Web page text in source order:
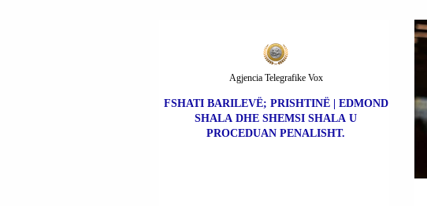
FSHATI BARILEVË; PRISHTINË | EDMOND
SHALA DHE SHEMSI SHALA U
PROCEDUAN PENALISHT.
Agjencia Telegrafike Vox